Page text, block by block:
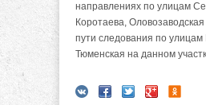
направлениях по улицам
Коротаева,
пути следования по улицам
Тюменская на данном